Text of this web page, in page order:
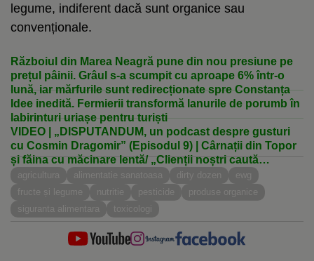
legume, indiferent dacă sunt organice sau
convenționale.
Războiul din Marea Neagră pune din nou presiune pe
prețul pâinii. Grâul s-a scumpit cu aproape 6% într-o
lună, iar mărfurile sunt redirecționate spre Constanța
Idee inedită. Fermierii transformă lanurile de porumb în
labirinturi uriașe pentru turiști
VIDEO | „DISPUTANDUM, un podcast despre gusturi
cu Cosmin Dragomir” (Episodul 9) | Cârnații din Topor
și făina cu măcinare lentă/ „Clienții noștri caută
produse naturale și sunt dispuși să plătească pentru
calitate”
agricultura alimentatie sanatoasa dirty dozen
ewg
fructe și legume
nutritie pesticide
produse organice
siguranta alimentara
toxicologi